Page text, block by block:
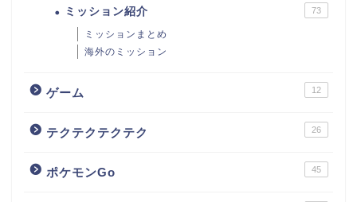
ミッション紹介 73
ミッションまとめ
海外のミッション
ゲーム 12
テクテクテクテク 26
ポケモンGo 45